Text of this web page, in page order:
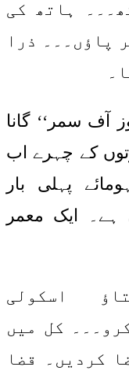
ہاتھ کی
پاؤں۔۔۔ ذرا
آف سمر‘‘ گانا
کے چہرے اب
پہلی بار
ایک معمر
اسکولی
کل میں
کردیں۔ قضا